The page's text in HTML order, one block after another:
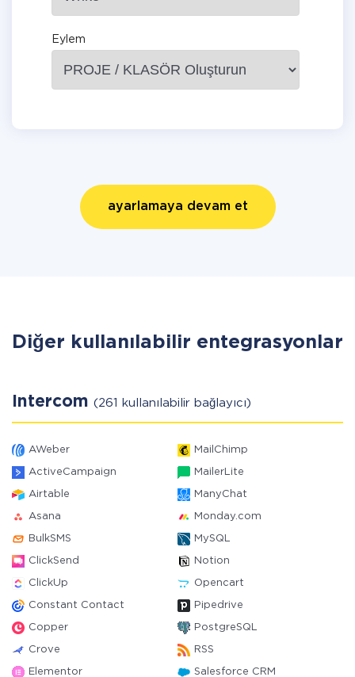
Eylem
ayarlamaya devam et
Diğer kullanılabilir entegrasyonlar
Intercom (261 kullanılabilir bağlayıcı)
AWeber MailChimp
ActiveCampaign MailerLite
Airtable ManyChat
Asana Monday.com
BulkSMS MySQL
ClickSend Notion
ClickUp Opencart
Constant Contact Pipedrive
Copper PostgreSQL
Crove RSS
Elementor Salesforce CRM